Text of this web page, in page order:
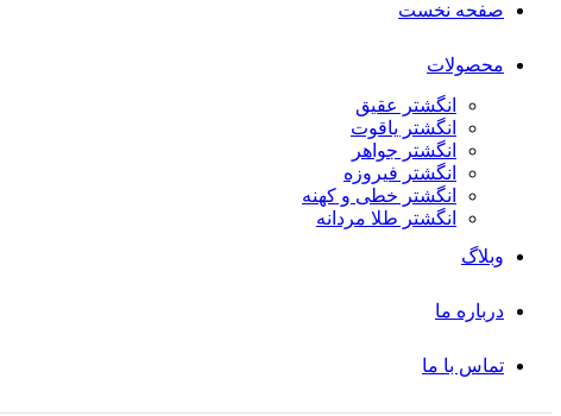
صفحه نخست
محصولات
انگشتر عقیق
انگشتر یاقوت
انگشتر جواهر
انگشتر فیروزه
انگشتر خطی و کهنه
انگشتر طلا مردانه
وبلاگ
درباره ما
تماس با ما